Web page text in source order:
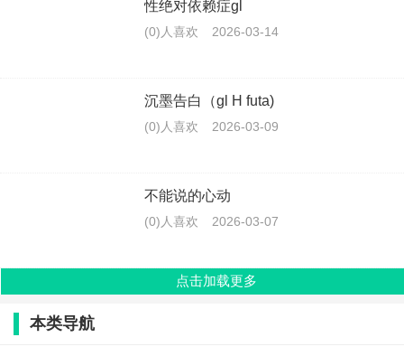
性绝对依赖症gl
(0)人喜欢 2026-03-14
沉墨告白（gl H futa)
(0)人喜欢 2026-03-09
不能说的心动
(0)人喜欢 2026-03-07
点击加载更多
本类导航